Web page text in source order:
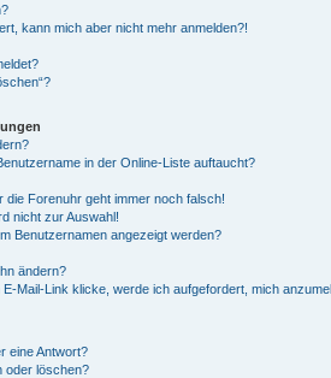
kann mich aber nicht mehr anmelden?!
in der Online-Liste auftaucht?
die Forenuhr geht immer noch falsch!
nicht zur Auswahl!
Benutzernamen angezeigt werden?
ändern?
Mail-Link klicke, werde ich aufgefordert, mich
eine Antwort?
oder löschen?